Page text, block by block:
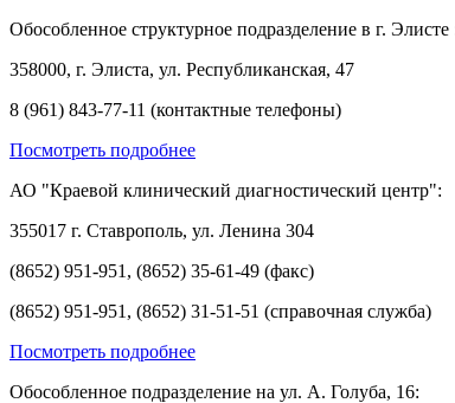
Обособленное структурное подразделение в г. Элисте
358000, г. Элиста, ул. Республиканская, 47
8 (961) 843-77-11 (контактные телефоны)
Посмотреть подробнее
АО "Краевой клинический диагностический центр":
355017 г. Ставрополь, ул. Ленина 304
(8652) 951-951, (8652) 35-61-49 (факс)
(8652) 951-951, (8652) 31-51-51 (справочная служба)
Посмотреть подробнее
Обособленное подразделение на ул. А. Голуба, 16: